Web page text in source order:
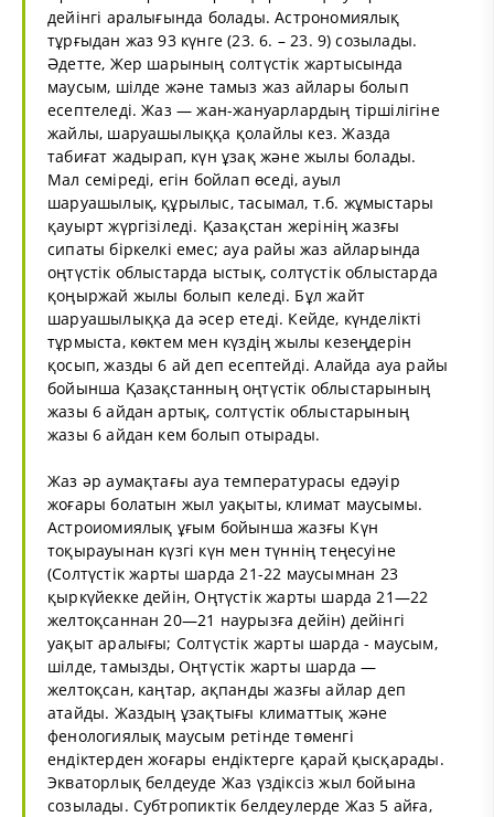
дейінгі аралығында болады. Астрономиялық
тұрғыдан жаз 93 күнге (23. 6. – 23. 9) созылады.
Әдетте, Жер шарының солтүстік жартысында
маусым, шілде және тамыз жаз айлары болып
есептеледі. Жаз — жан-жануарлардың тіршілігіне
жайлы, шаруашылыққа қолайлы кез. Жазда
табиғат жадырап, күн ұзақ және жылы болады.
Мал семіреді, егін бойлап өседі, ауыл
шаруашылық, құрылыс, тасымал, т.б. жұмыстары
қауырт жүргізіледі. Қазақстан жерінің жазғы
сипаты біркелкі емес; ауа райы жаз айларында
оңтүстік облыстарда ыстық, солтүстік облыстарда
қоңыржай жылы болып келеді. Бұл жайт
шаруашылыққа да әсер етеді. Кейде, күнделікті
тұрмыста, көктем мен күздің жылы кезеңдерін
қосып, жазды 6 ай деп есептейді. Алайда ауа райы
бойынша Қазақстанның оңтүстік облыстарының
жазы 6 айдан артық, солтүстік облыстарының
жазы 6 айдан кем болып отырады.
Жаз әр аумақтағы ауа температурасы едәуір
жоғары болатын жыл уақыты, климат маусымы.
Астроиомиялық ұғым бойынша жазғы Күн
тоқырауынан күзгі күн мен түннің теңесуіне
(Солтүстікжарты шарда 21-22 маусымнан 23
қыркүйекке дейін, Оңтүстік жарты шарда 21—22
желтоқсаннан 20—21 наурызға дейін) дейінгі
уақыт аралығы; Солтүстік жарты шарда - маусым,
шілде, тамызды, Оңтүстік жарты шарда —
желтоқсан, каңтар, ақпанды жазғы айлар деп
атайды. Жаздың ұзақтығы климаттық және
фенологиялық маусым ретінде төменгі
ендіктерден жоғары ендіктерге қарай қысқарады.
Экваторлық белдеуде Жаз үздіксіз жыл бойына
созылады. Субтропиктік белдеулерде Жаз 5 айға,